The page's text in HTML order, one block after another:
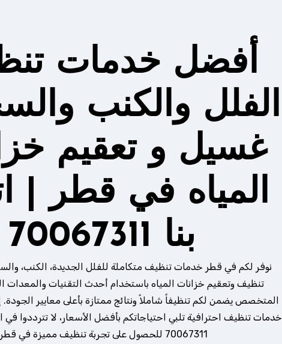
أفضل خدمات
الفلل والكنب
غسيل و تعقيم
المياه في قطر |
بنا 70067311
نوفر لكم في قطر خدمات تنظيف متكاملة للفلل الجديدة، الكنب،
تنظيف وتعقيم خزانات المياه باستخدام أحدث التقنيات والمعدات
المتخصص يضمن لكم تنظيفاً شاملاً ونتائج ممتازة بأعلى معايير الجودة.
خدمات تنظيف احترافية تلبي احتياجاتكم بأفضل الأسعار، لا تترددوا في
70067311 للحصول على تجربة تنظيف مميزة في قطر.